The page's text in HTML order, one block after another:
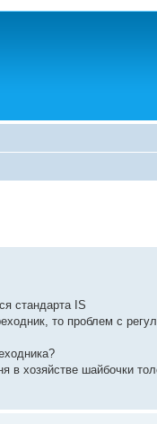
стандарта IS
то проблем с
шайбочки